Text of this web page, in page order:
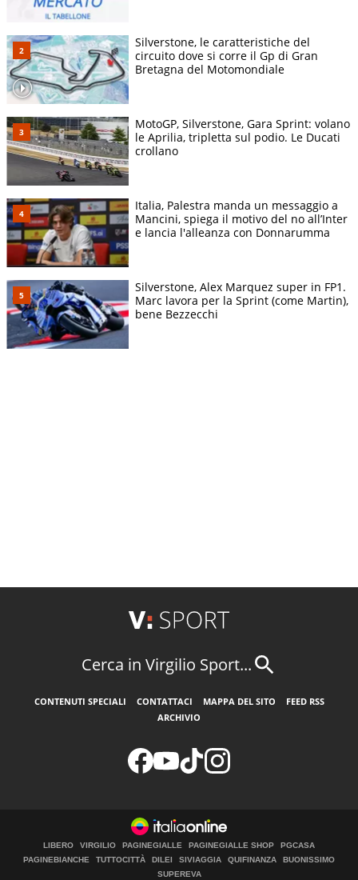
Silverstone, le caratteristiche del
circuito dove si corre il Gp di Gran
Bretagna del Motomondiale
MotoGP, Silverstone, Gara Sprint: volano
le Aprilia, tripletta sul podio. Le Ducati
crollano
Italia, Palestra manda un messaggio a
Mancini, spiega il motivo del no all’Inter
e lancia l'alleanza con Donnarumma
Silverstone, Alex Marquez super in FP1.
Marc lavora per la Sprint (come Martin),
bene Bezzecchi
Cerca in Virgilio Sport...
CONTENUTI SPECIALI CONTATTACI MAPPA DEL SITO
FEED RSS
ARCHIVIO
LIBERO VIRGILIO PAGINEGIALLE PAGINEGIALLE SHOP
PGCASA
PAGINEBIANCHE
TUTTOCITTÀ DILEI SIVIAGGIA QUIFINANZA
BUONISSIMO
SUPEREVA